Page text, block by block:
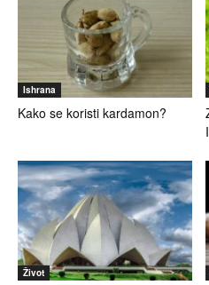
Ishrana
Kako se koristi kardamon?
Život